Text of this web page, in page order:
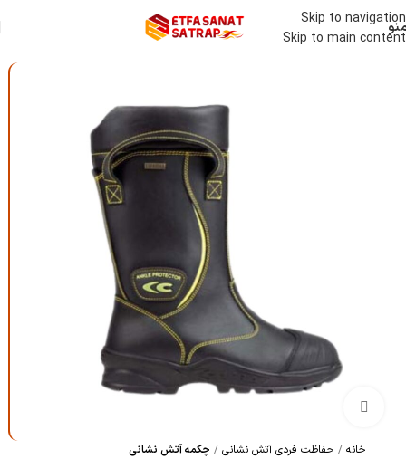
Skip to navigation
Skip to main content
خانه حفاظت فردی آتش نشانی چکمه آتش نشانی